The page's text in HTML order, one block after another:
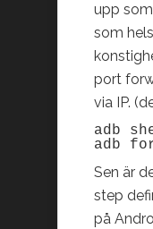
upp
som
port
via IP.
adb
adb
Sen är
step
på